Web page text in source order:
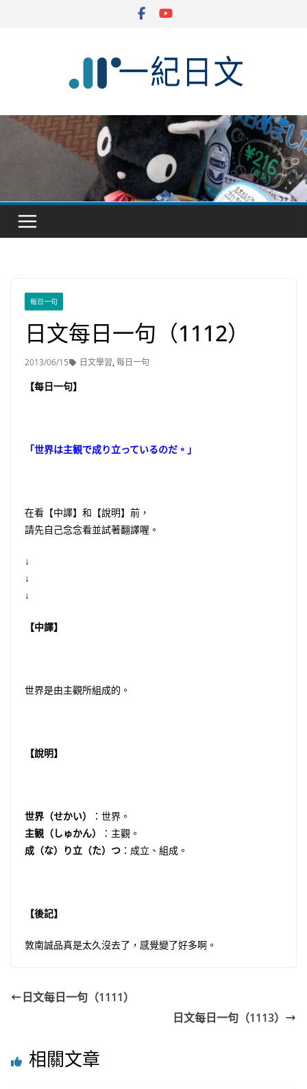
每日一句
日文每日一句（1112）
2013/06/15 日文學習,每日一句
【每日一句】
「世界は主観で成り立っているのだ。」
在看【中譯】和【說明】前，
請先自己念念看並試著翻譯喔。
↓
↓
↓
【中譯】
世界是由主觀所組成的。
【說明】
世界（せかい）
：世界。
主観（しゅかん）
：主觀。
成（な）り立（た）つ ：成立、組成。
【後記】
敦南誠品真是太久沒去了，感覺變了好多啊。
日文每日一句（1111）
日文每日一句（1113）
相關文章